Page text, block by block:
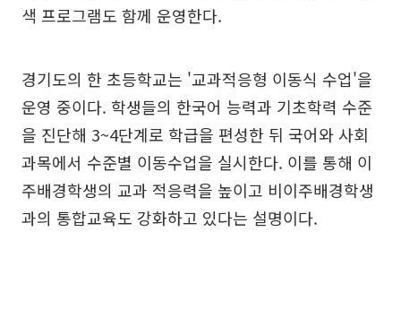
색 프로그램도 함께 운영한다.
경기도의 한 초등학교는 '교과적응형 이동식 수업'을
운영 중이다. 학생들의 한국어 능력과 기초학력 수준
을 진단해 3~4단계로 학급을 편성한 뒤 국어와 사회
과목에서 수준별 이동수업을 실시한다. 이를 통해 이
주배경학생의 교과 적응력을 높이고 비이주배경학생
과의 통합교육도 강화하고 있다는 설명이다.